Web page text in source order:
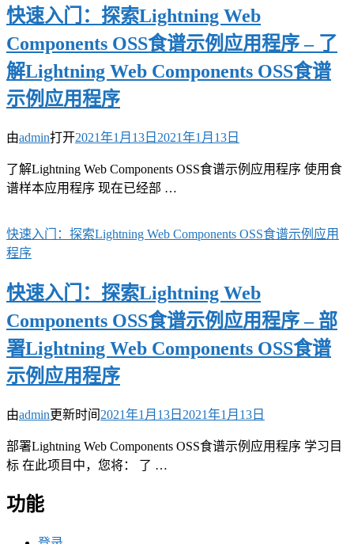
快速入门：探索Lightning Web
Components OSS食谱示例应用程序 – 了
解Lightning Web Components OSS食谱
示例应用程序
由admin打开2021年1月13日 2021年1月13日
了解Lightning Web Components OSS食谱示例应用程序 使用食
谱样本应用程序 现在已经部 …
快速入门：探索Lightning Web Components OSS食谱示例应用
程序
快速入门：探索Lightning Web
Components OSS食谱示例应用程序 – 部
署Lightning Web Components OSS食谱
示例应用程序
由admin更新时间 2021年1月13日 2021年1月13日
部署Lightning Web Components OSS食谱示例应用程序 学习目
标 在此项目中，您将： 了 …
功能